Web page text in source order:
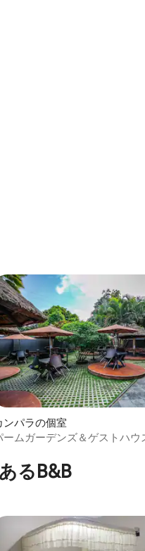
ンパラの個室
ームガーデンズ＆ゲストハウ
るB&B